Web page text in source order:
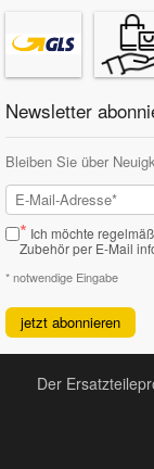
Newsletter
Bleiben Sie über
* Ich möchte
Zubehör per E-Mail
* notwendige Eingabe
jetzt abonnieren
Der